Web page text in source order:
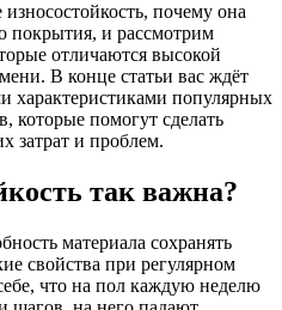
износостойкость, почему она
покрытия, и рассмотрим
отличаются высокой
В конце статьи вас ждёт
характеристиками популярных
которые помогут сделать
затрат и проблем.
так важна?
материала сохранять
свойства при регулярном
что на пол каждую неделю